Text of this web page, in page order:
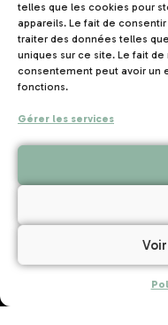
telles que les cookies pour
appareils. Le fait de
traiter des données telles
uniques sur ce site. Le fait
consentement peut avoir un
fonctions.
Gérer les services
10 juillet 2026
Assemblée Générale
l’Unat Bretagne
Contact